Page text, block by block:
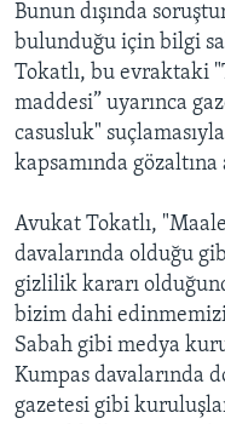
Bunun dışında
bulunduğu için bilgi
Tokatlı, bu evraktaki
maddesi” uyarınca
casusluk"
kapsamında gözaltına
Avukat Tokatlı,
davalarında olduğu
gizlilik kararı
bizim dahi
Sabah gibi medya
Kumpas davalarında
gazetesi gibi